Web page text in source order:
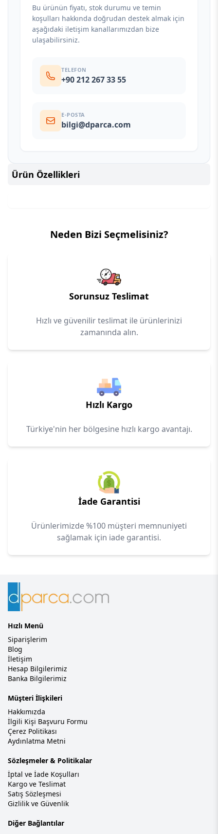
Bu ürünün fiyatı, stok durumu ve temin
koşulları hakkında doğrudan destek almak için
aşağıdaki iletişim kanallarımızdan bize
ulaşabilirsiniz.
TELEFON
+90 212 267 33 55
E-POSTA
bilgi@dparca.com
Ürün Özellikleri
Neden Bizi Seçmelisiniz?
Sorunsuz Teslimat
Hızlı ve güvenilir teslimat ile ürünlerinizi
zamanında alın.
Hızlı Kargo
Türkiye'nin her bölgesine hızlı kargo avantajı.
İade Garantisi
Ürünlerimizde %100 müşteri memnuniyeti
sağlamak için iade garantisi.
Hızlı Menü
Siparişlerim
Blog
İletişim
Hesap Bilgilerimiz
Banka Bilgilerimiz
Müşteri İlişkileri
Hakkımızda
İlgili Kişi Başvuru Formu
Çerez Politikası
Aydınlatma Metni
Sözleşmeler & Politikalar
İptal ve İade Koşulları
Kargo ve Teslimat
Satış Sözleşmesi
Gizlilik ve Güvenlik
Diğer Bağlantılar